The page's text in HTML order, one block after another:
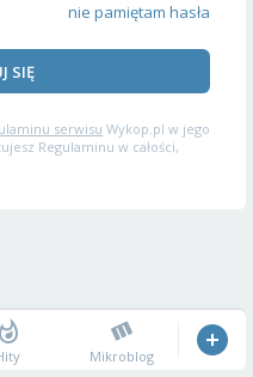
nie pamiętam hasła
SIĘ
serwisu Wykop.pl w jego
Regulaminu w całości,
Mikroblog